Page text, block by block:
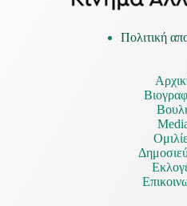
Πολιτική